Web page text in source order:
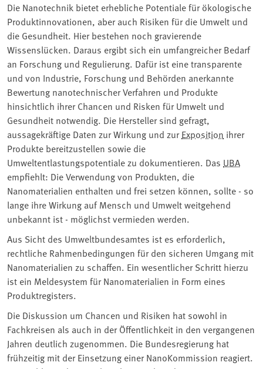
Die Nanotechnik bietet erhebliche Potentiale für ökologische
Produktinnovationen, aber auch Risiken für die Umwelt und
die Gesundheit. Hier bestehen noch gravierende
Wissenslücken. Daraus ergibt sich ein umfangreicher Bedarf
an Forschung und Regulierung. Dafür ist eine transparente
und von Industrie, Forschung und Behörden anerkannte
Bewertung nanotechnischer Verfahren und Produkte
hinsichtlich ihrer Chancen und Risken für Umwelt und
Gesundheit notwendig. Die Hersteller sind gefragt,
aussagekräftige Daten zur Wirkung und zurExposition ihrer
Produkte bereitzustellen sowie die
Umweltentlastungspotentiale zu dokumentieren. Das UBA
empfiehlt: Die Verwendung von Produkten, die
Nanomaterialien enthalten und frei setzen können, sollte - so
lange ihre Wirkung auf Mensch und Umwelt weitgehend
unbekannt ist - möglichst vermieden werden.
Aus Sicht des Umweltbundesamtes ist es erforderlich,
rechtliche Rahmenbedingungen für den sicheren Umgang mit
Nanomaterialien zu schaffen. Ein wesentlicher Schritt hierzu
ist ein Meldesystem für Nanomaterialien in Form eines
Produktregisters.
Die Diskussion um Chancen und Risiken hat sowohl in
Fachkreisen als auch in der Öffentlichkeit in den vergangenen
Jahren deutlich zugenommen. Die Bundesregierung hat
frühzeitig mit der Einsetzung einer NanoKommission reagiert.